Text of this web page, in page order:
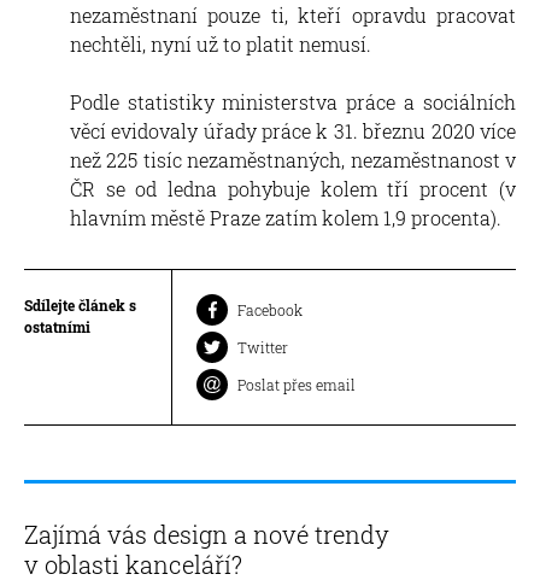
nezaměstnaní pouze ti, kteří opravdu pracovat
nechtěli, nyní už to platit nemusí.
Podle statistiky ministerstva práce a sociálních
věcí evidovaly úřady práce k 31. březnu 2020 více
než 225 tisíc nezaměstnaných, nezaměstnanost v
ČR se od ledna pohybuje kolem tří procent (v
hlavním městě Praze zatím kolem 1,9 procenta).
Sdílejte článek s
ostatními
Facebook
Twitter
Poslat přes email
Zajímá vás design a nové trendy
v oblasti kanceláří?